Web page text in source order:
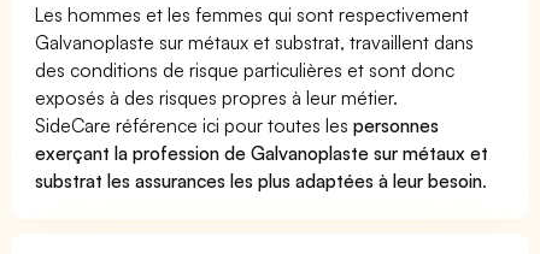
Les hommes et les femmes qui sont respectivement
Galvanoplaste sur métaux et substrat, travaillent dans
des conditions de risque particulières et sont donc
exposés à des risques propres à leur métier.
SideCare référence ici pour toutes lespersonnes
exerçant la profession de Galvanoplaste sur métaux et
substrat les assurances les plus adaptées à leur besoin.